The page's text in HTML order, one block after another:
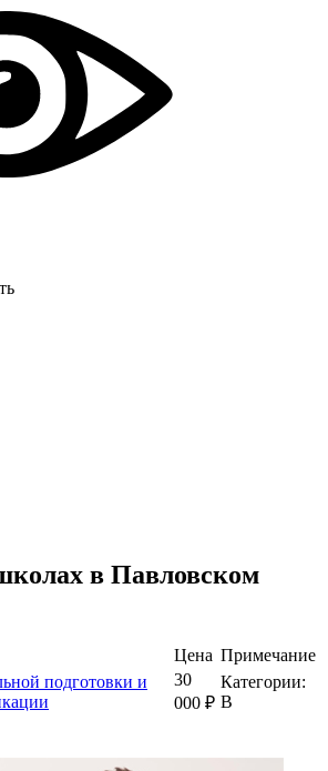
в Павловском
Цена Примечание
подготовки и
30
000 ₽
Категории:
B